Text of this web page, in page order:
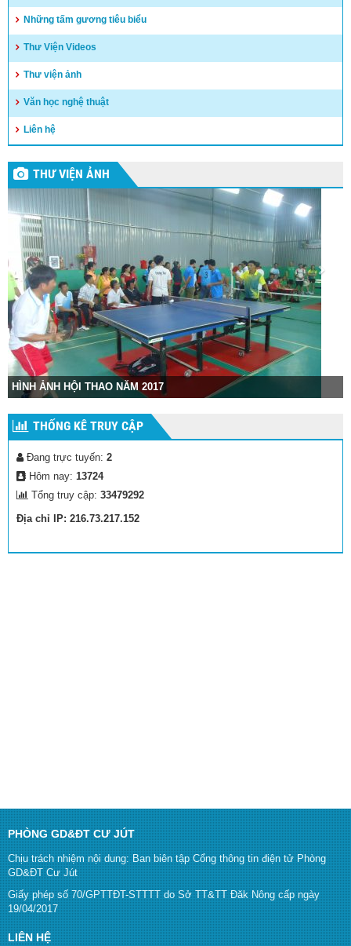
Những tấm gương tiêu biểu
Thư Viện Videos
Thư viện ảnh
Văn học nghệ thuật
Liên hệ
THƯ VIỆN ẢNH
HÌNH ẢNH HỘI THAO NĂM 2017
THỐNG KÊ TRUY CẬP
Đang trực tuyến: 2
Hôm nay: 13724
Tổng truy cập: 33479292
Địa chỉ IP: 216.73.217.152
PHÒNG GD&ĐT CƯ JÚT
Chịu trách nhiệm nội dung: Ban biên tập Cổng thông tin điện tử Phòng
GD&ĐT Cư Jút
Giấy phép số 70/GPTTĐT-STTTT do Sở TT&TT Đăk Nông cấp ngày
19/04/2017
LIÊN HỆ